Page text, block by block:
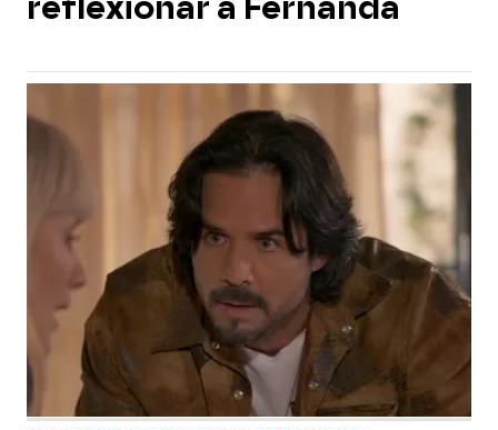
reflexionar a Fernanda